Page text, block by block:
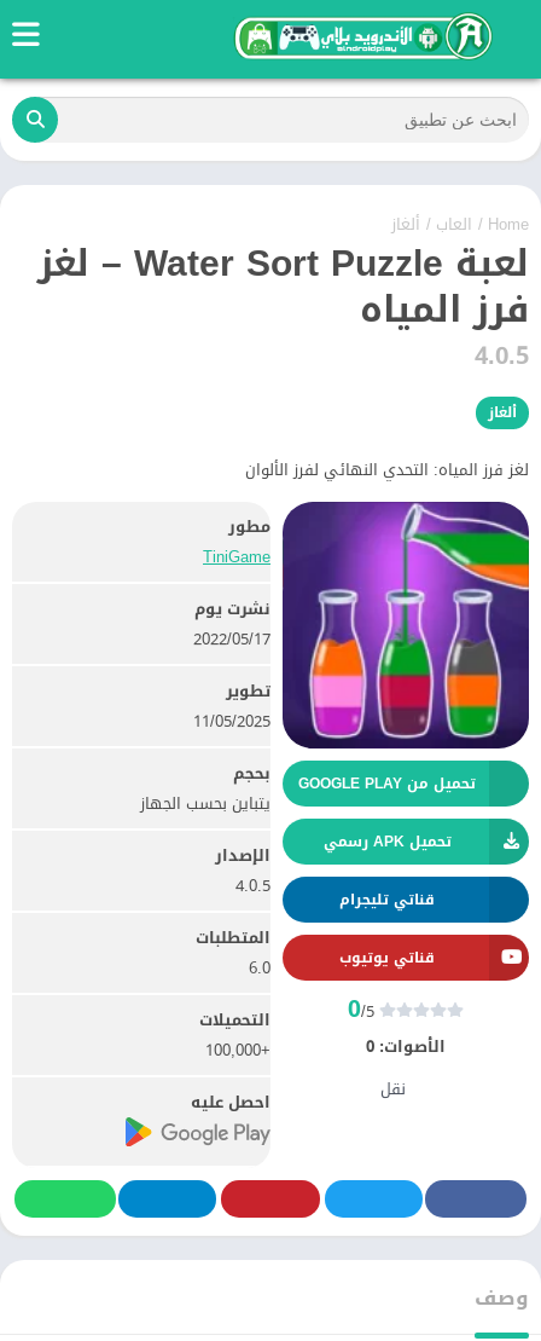
Home
/ العاب / ألغاز
لعبة Water Sort Puzzle – لغز
فرز المياه
4.0.5
ألغاز
لغز فرز المياه: التحدي النهائي لفرز الألوان
تحميل من GOOGLE PLAY
تحميل APK رسمي
قناتي تليجرام
قناتي يوتيوب
0/5
الأصوات: 0
نقل
مطور
TiniGame‏
نشرت يوم
17‏/05‏/2022
تطوير
11/05/2025
بحجم
يتباين بحسب الجهاز
الإصدار
4.0.5
المتطلبات
6.0
التحميلات
+100,000
احصل عليه
وصف